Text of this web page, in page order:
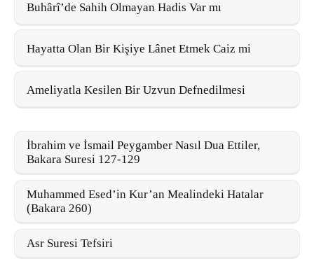
Buhârî’de Sahih Olmayan Hadis Var mı
Hayatta Olan Bir Kişiye Lânet Etmek Caiz mi
Ameliyatla Kesilen Bir Uzvun Defnedilmesi
İbrahim ve İsmail Peygamber Nasıl Dua Ettiler,
Bakara Suresi 127-129
Muhammed Esed’in Kur’an Mealindeki Hatalar
(Bakara 260)
Asr Suresi Tefsiri